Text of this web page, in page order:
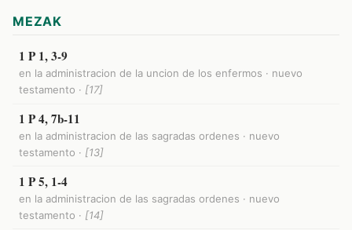
MEZAK
1 P 1, 3-9
en la administracion de la uncion de los enfermos · nuevo
testamento · [17]
1 P 4, 7b-11
en la administracion de las sagradas ordenes · nuevo
testamento · [13]
1 P 5, 1-4
en la administracion de las sagradas ordenes · nuevo
testamento · [14]